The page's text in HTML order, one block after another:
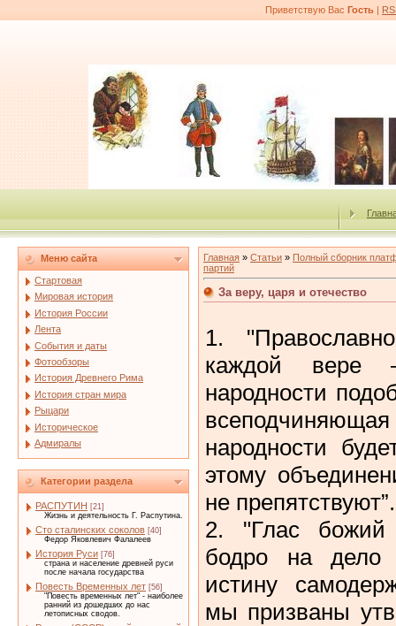
Приветствую Вас Гость |
Меню сайта
Стартовая
Мировая история
История России
Лента
События и даты
Фотообзоры
История Древнего Рима
История стран мира
Рыцари
Историческое
Адмиралы
Категории раздела
РАСПУТИН [21]
Жизнь и деятельность Г. Распутина.
Сто сталинских соколов [40]
Федор Яковлевич Фалалеев
История Руси [76]
страна и население древней руси
после начала государства
Повесть Временных лет [56]
"Повесть временных лет" - наиболее
ранний из дошедших до нас
летописных сводов.
Главная » Статьи » Полный сборник
партий
За веру, царя и отечество
1.
каждой вере
народности
народности
этому
не препятствуют”.
2. "Глас божий
бодро на
истину
мы призваны